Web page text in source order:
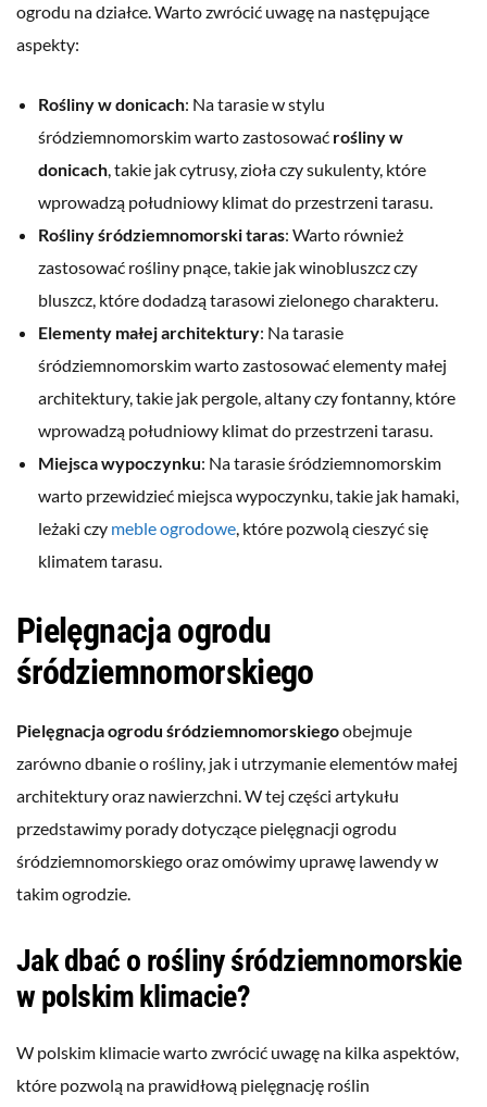
ogrodu na działce. Warto zwrócić uwagę na następujące
aspekty:
Rośliny w donicach: Na tarasie w stylu
śródziemnomorskim warto zastosować rośliny w
donicach, takie jak cytrusy, zioła czy sukulenty, które
wprowadzą południowy klimat do przestrzeni tarasu.
Rośliny śródziemnomorski taras: Warto również
zastosować rośliny pnące, takie jak winobluszcz czy
bluszcz, które dodadzą tarasowi zielonego charakteru.
Elementy małej architektury: Na tarasie
śródziemnomorskim warto zastosować elementy małej
architektury, takie jak pergole, altany czy fontanny, które
wprowadzą południowy klimat do przestrzeni tarasu.
Miejsca wypoczynku: Na tarasie śródziemnomorskim
warto przewidzieć miejsca wypoczynku, takie jak hamaki,
leżaki czy meble ogrodowe, które pozwolą cieszyć się
klimatem tarasu.
Pielęgnacja ogrodu
śródziemnomorskiego
Pielęgnacja ogrodu śródziemnomorskiegoobejmuje
zarówno dbanie o rośliny, jak i utrzymanie elementów małej
architektury oraz nawierzchni. W tej części artykułu
przedstawimy porady dotyczące pielęgnacji ogrodu
śródziemnomorskiego oraz omówimy uprawę lawendy w
takim ogrodzie.
Jak dbać o rośliny śródziemnomorskie
w polskim klimacie?
W polskim klimacie warto zwrócić uwagę na kilka aspektów,
które pozwolą na prawidłową pielęgnację roślin